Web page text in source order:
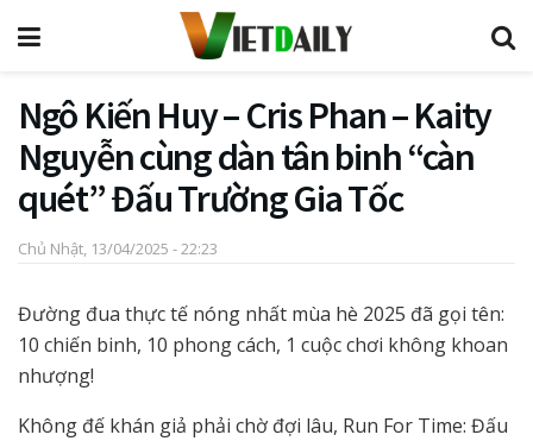
Ngô Kiến Huy – Cris Phan – Kaity
Nguyễn cùng dàn tân binh “càn
quét” Đấu Trường Gia Tốc
Chủ Nhật, 13/04/2025 - 22:23
Đường đua thực tế nóng nhất mùa hè 2025 đã gọi tên:
10 chiến binh, 10 phong cách, 1 cuộc chơi không khoan
nhượng!
Không đế khán giả phải chờ đợi lâu, Run For Time: Đấu